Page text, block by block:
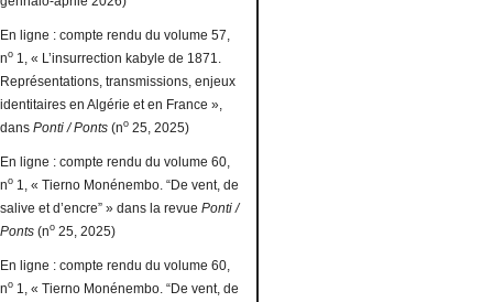
En ligne : compte rendu du volume 57,
no 1, « L’insurrection kabyle de 1871.
Représentations, transmissions, enjeux
identitaires en Algérie et en France »,
dans Ponti / Ponts (no 25, 2025)
En ligne : compte rendu du volume 60,
no 1, « Tierno Monénembo. “De vent, de
salive et d’encre” » dans la revue Ponti /
Ponts (no 25, 2025)
En ligne : compte rendu du volume 60,
no 1, « Tierno Monénembo. “De vent, de